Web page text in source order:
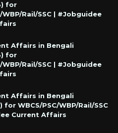
for
WBP/Rail/SSC | #Jobguidee
Affairs in Bengali
for
WBP/Rail/SSC | #Jobguidee
Affairs in Bengali
for WBCS/PSC/WBP/Rail/SSC
Current Affairs